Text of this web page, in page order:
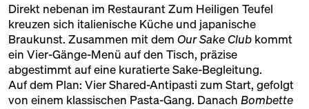
Direkt nebenan im RestaurantZum Heiligen Teufel
kreuzen sich italienische Küche und japanische
Braukunst. Zusammen mit dem Our Sake Club kommt
ein Vier-Gänge-Menü auf den Tisch, präzise
abgestimmt auf eine kuratierte Sake-Begleitung.
Auf dem Plan: Vier Shared-Antipasti zum Start, gefolgt
von einem klassischen Pasta-Gang. Danach Bombette